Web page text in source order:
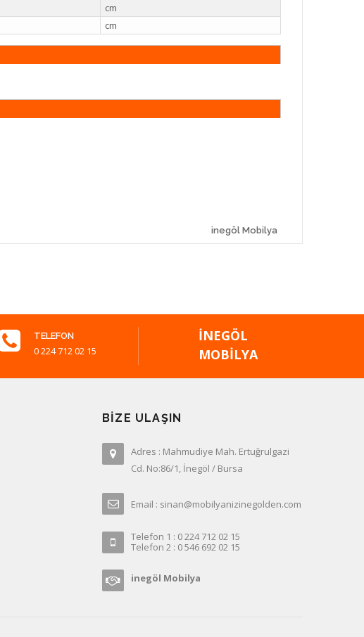
cm
cm
inegöl Mobilya
TELEFON
0 224 712 02 15
İNEGÖL
MOBILYA
BIZE ULAŞIN
Adres : Mahmudiye Mah. Ertuğrulgazi
Cd. No:86/1, İnegöl / Bursa
Email : sinan@mobilyanizinegolden.com
Telefon 1 : 0 224 712 02 15
Telefon 2 : 0 546 692 02 15
inegöl Mobilya